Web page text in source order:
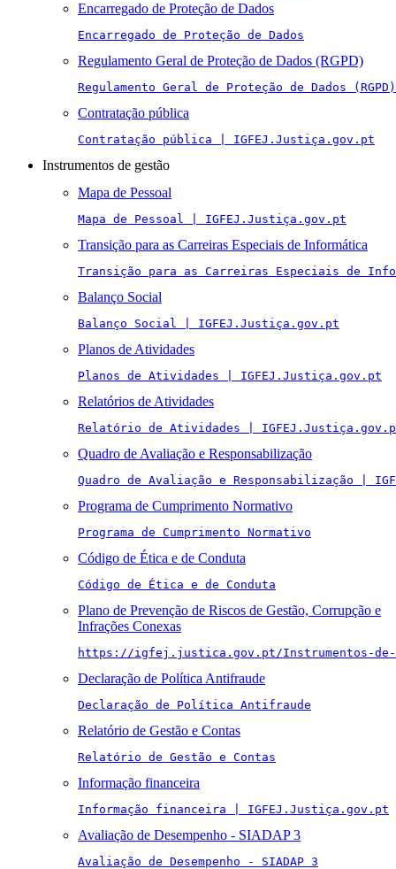
Encarregado de Proteção de Dados
Encarregado de Proteção de Dados
Regulamento Geral de Proteção de Dados (RGPD)
Regulamento Geral de Proteção de Dados (RGPD)
Contratação pública
Contratação pública | IGFEJ.Justiça.gov.pt
Instrumentos de gestão
Mapa de Pessoal
Mapa de Pessoal | IGFEJ.Justiça.gov.pt
Transição para as Carreiras Especiais de Informática
Transição para as Carreiras Especiais de
Balanço Social
Balanço Social | IGFEJ.Justiça.gov.pt
Planos de Atividades
Planos de Atividades | IGFEJ.Justiça.gov.pt
Relatórios de Atividades
Relatório de Atividades |
Quadro de Avaliação e Responsabilização
Quadro de Avaliação e Responsabilização |
Programa de Cumprimento Normativo
Programa de Cumprimento Normativo
Código de Ética e de Conduta
Código de Ética e de Conduta
Plano de Prevenção de Riscos de Gestão, Corrupção e
Infrações Conexas
https://igfej.justica.gov.pt/Instrumentos-de-
Declaração de Política Antifraude
Declaração de Política Antifraude
Relatório de Gestão e Contas
Relatório de Gestão e Contas
Informação financeira
Informação financeira | IGFEJ.Justiça.gov.pt
Avaliação de Desempenho - SIADAP 3
Avaliação de Desempenho - SIADAP 3